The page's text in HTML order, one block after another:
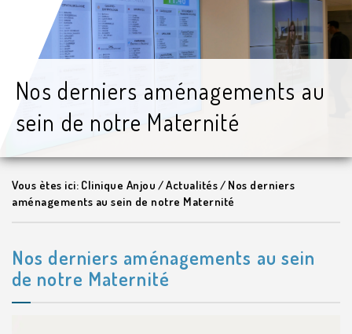
Nos derniers aménagements au
sein de notre Maternité
Vous ètes ici: Clinique Anjou /Actualités/ Nos derniers
aménagements au sein de notre Maternité
Nos derniers aménagements au sein
de notre Maternité